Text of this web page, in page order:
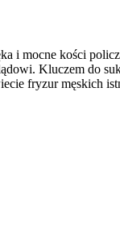
i mocne kości
Kluczem do
fryzur męskich